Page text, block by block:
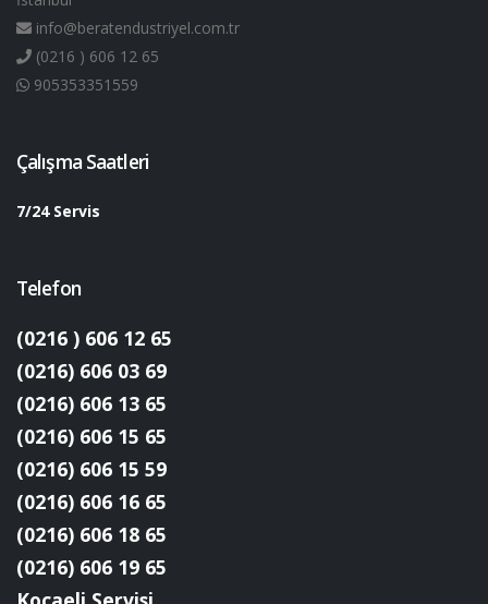
info@beratendustriyel.com.tr
(0216 ) 606 12 65
905353351559
Çalışma Saatleri
7/24 Servis
Telefon
(0216 ) 606 12 65
(0216) 606 03 69
(0216) 606 13 65
(0216) 606 15 65
(0216) 606 15 59
(0216) 606 16 65
(0216) 606 18 65
(0216) 606 19 65